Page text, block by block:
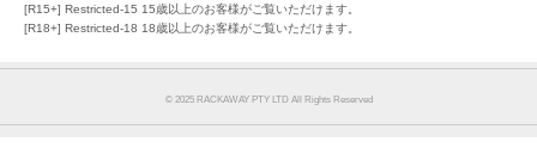
[R15+] Restricted-15 15歳以上のお客様がご覧いただけます。
[R18+] Restricted-18 18歳以上のお客様がご覧いただけます。
©︎ 2025 RACKAWAY PTY LTD All Rights Reserved